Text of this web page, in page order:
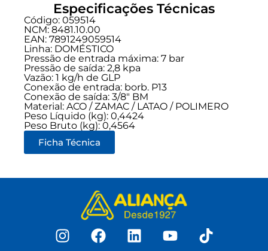
Especificações Técnicas
Código: 059514
NCM: 8481.10.00
EAN: 7891249059514
Linha: DOMÉSTICO
Pressão de entrada máxima: 7 bar
Pressão de saída: 2,8 kpa
Vazão: 1 kg/h de GLP
Conexão de entrada: borb. P13
Conexão de saída: 3/8" BM
Material: ACO / ZAMAC / LATAO / POLIMERO
Peso Líquido (kg): 0,4424
Peso Bruto (kg): 0,4564
Ficha Técnica